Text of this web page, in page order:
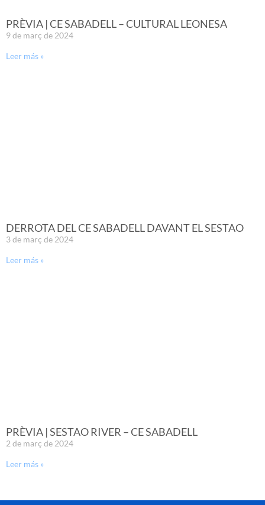
PRÈVIA | CE SABADELL – CULTURAL LEONESA
9 de març de 2024
Leer más »
DERROTA DEL CE SABADELL DAVANT EL SESTAO
3 de març de 2024
Leer más »
PRÈVIA | SESTAO RIVER – CE SABADELL
2 de març de 2024
Leer más »